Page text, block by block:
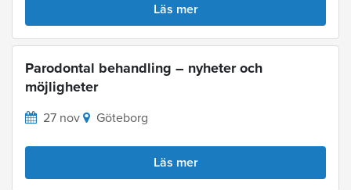
Läs mer
Parodontal behandling – nyheter och
möjligheter
27 nov Göteborg
Läs mer